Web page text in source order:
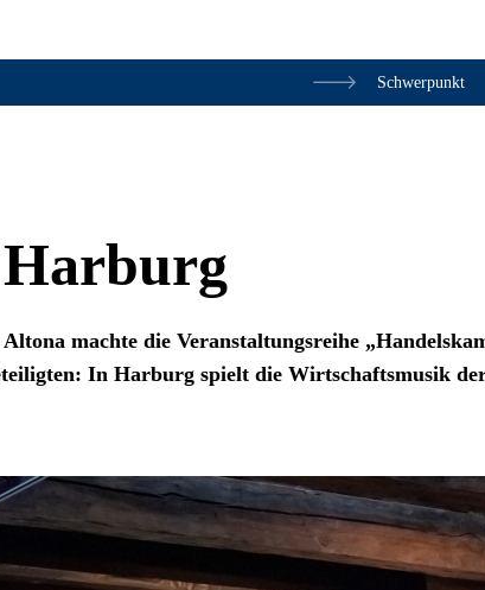
Schwerpunkt
machte die Veranstaltungsreihe
In Harburg spielt die Wirtschaftsmusik